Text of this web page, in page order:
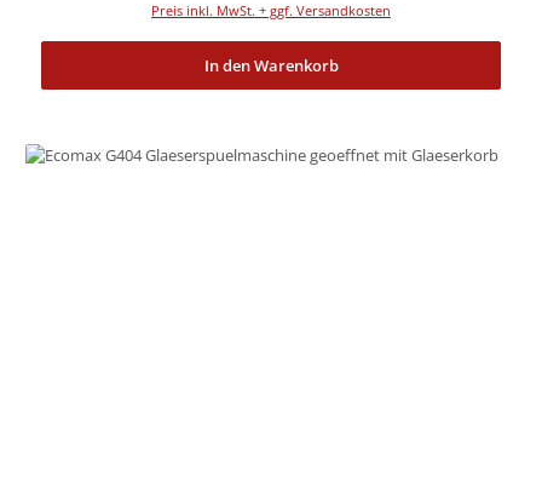
Preis inkl. MwSt. + ggf. Versandkosten
In den Warenkorb